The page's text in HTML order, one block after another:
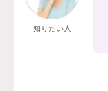
知りたい人